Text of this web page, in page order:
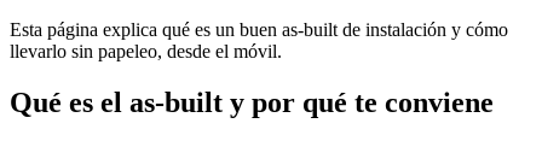
Esta página explica qué es un buen as-built de instalación y cómo
llevarlo sin papeleo, desde el móvil.
Qué es el as-built y por qué te conviene